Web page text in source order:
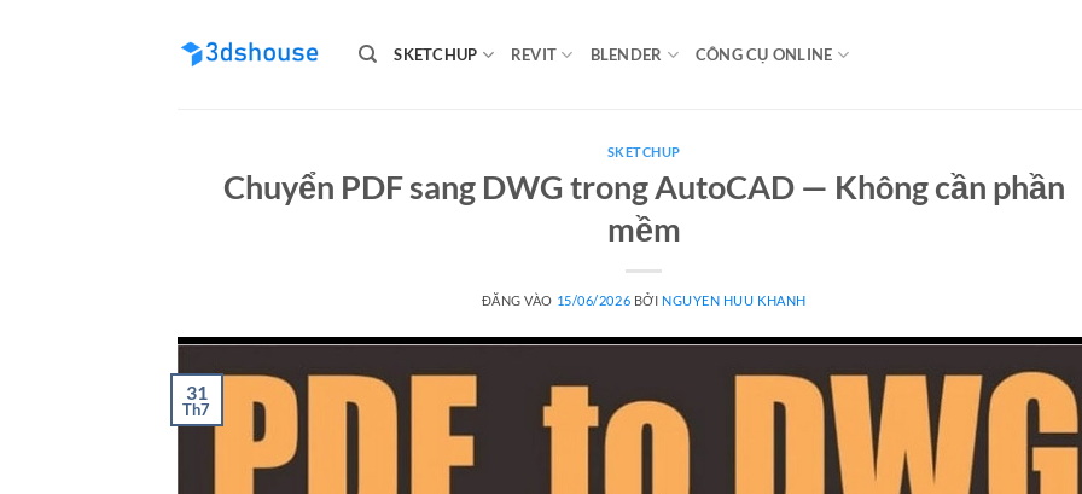
SKETCHUP REVIT BLENDER CÔNG CỤ ONLINE
SKETCHUP
Chuyển PDF sang DWG trong AutoCAD — Không cần phần
mềm
ĐĂNG VÀO 15/06/2026 BỞI NGUYEN HUU KHANH
31
Th7